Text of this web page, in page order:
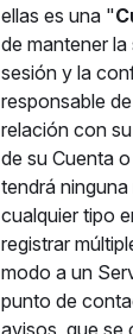
ellas es una "
de mantener
sesión y la
responsable
relación con
de su Cuenta
tendrá
cualquier tipo
registrar
modo a un
punto de
avisos, que se